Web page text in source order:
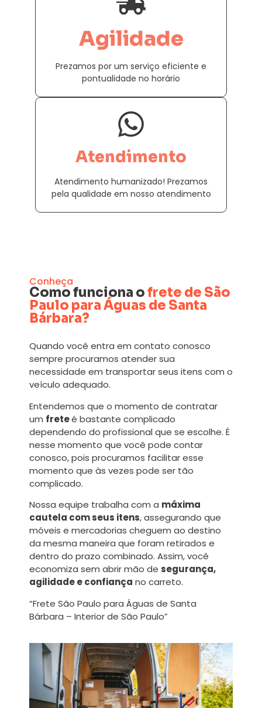
Agilidade
Prezamos por um serviço eficiente e
pontualidade no horário
Atendimento
Atendimento humanizado! Prezamos
pela qualidade em nosso atendimento
Conheça
Como funciona ofrete de São
Paulo para Águas de Santa
Bárbara?
Quando você entra em contato conosco
sempre procuramos atender sua
necessidade em transportar seus itens com o
veículo adequado.
Entendemos que o momento de contratar
um freteé bastante complicado
dependendo do profissional que se escolhe. É
nesse momento que você pode contar
conosco, pois procuramos facilitar esse
momento que às vezes pode ser tão
complicado.
Nossa equipe trabalha com a máxima
cautela com seus itens, assegurando que
móveis e mercadorias cheguem ao destino
da mesma maneira que foram retirados e
dentro do prazo combinado. Assim, você
economiza sem abrir mão de segurança,
agilidade e confiança no carreto.
“Frete São Paulo para Águas de Santa
Bárbara – Interior de São Paulo”